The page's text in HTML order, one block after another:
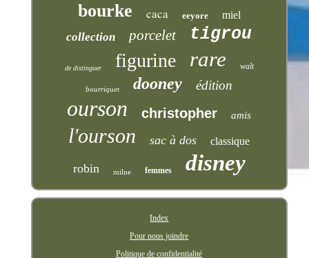
bourke caca eeyore miel
collection porcelet tigrou
de distinguer figurine rare walt
bourriquet dooney édition
ourson christopher amis
l'ourson sac à dos classique
robin milne femmes disney
Index
Pour nous joindre
Politique de confidentialité